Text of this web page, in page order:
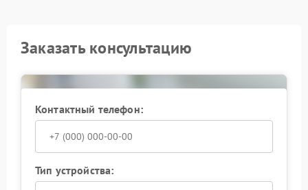
Заказать консультацию
Контактный телефон:
Тип устройства: